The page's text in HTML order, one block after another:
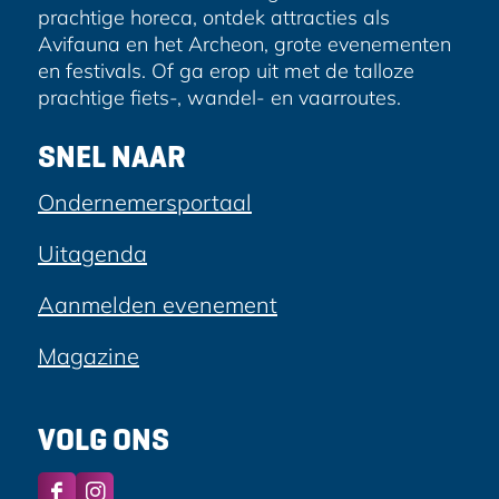
prachtige horeca, ontdek attracties als
Avifauna en het Archeon, grote evenementen
en festivals. Of ga erop uit met de talloze
prachtige fiets-, wandel- en vaarroutes.
SNEL NAAR
Ondernemersportaal
Uitagenda
Aanmelden evenement
Magazine
VOLG ONS